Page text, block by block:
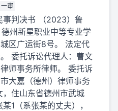
一审
事判决书 （2023）鲁
州新星职业中等专业学
区广运街8号。 法定代
委托诉讼代理人：曹文
师事务所律师。 委托诉
大嘉（德州）律师事务
住山东省德州市武城
1（系张某的丈夫），